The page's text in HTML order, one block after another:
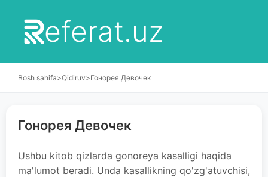
eferat.uz
Bosh sahifa>Qidiruv>Гонорея Девочек
Гонорея Девочек
Ushbu kitob qizlarda gonoreya kasalligi haqida
ma'lumot beradi. Unda kasallikning qo'zg'atuvchisi,